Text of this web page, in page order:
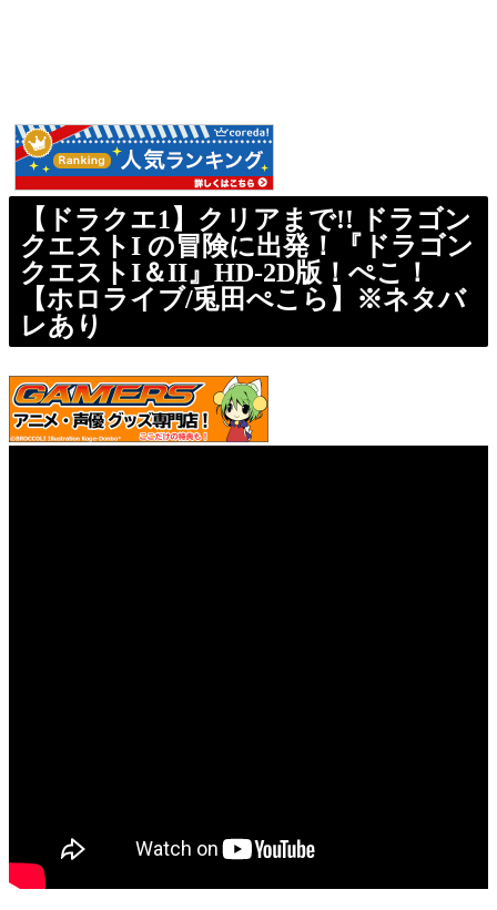
【ドラクエ1】クリアまで!! ドラゴン
クエストI の冒険に出発！『ドラゴン
クエストI＆II』HD-2D版！ぺこ！
【ホロライブ/兎田ぺこら】※ネタバ
レあり